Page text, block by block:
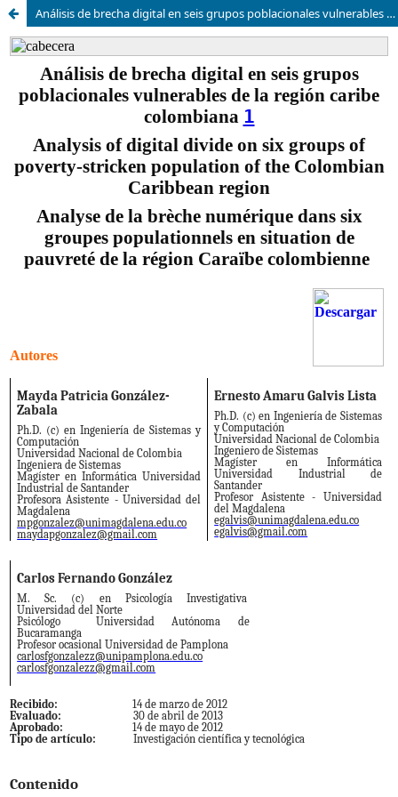
Análisis de brecha digital en seis grupos poblacionales vulnerables de la región caribe colombiana